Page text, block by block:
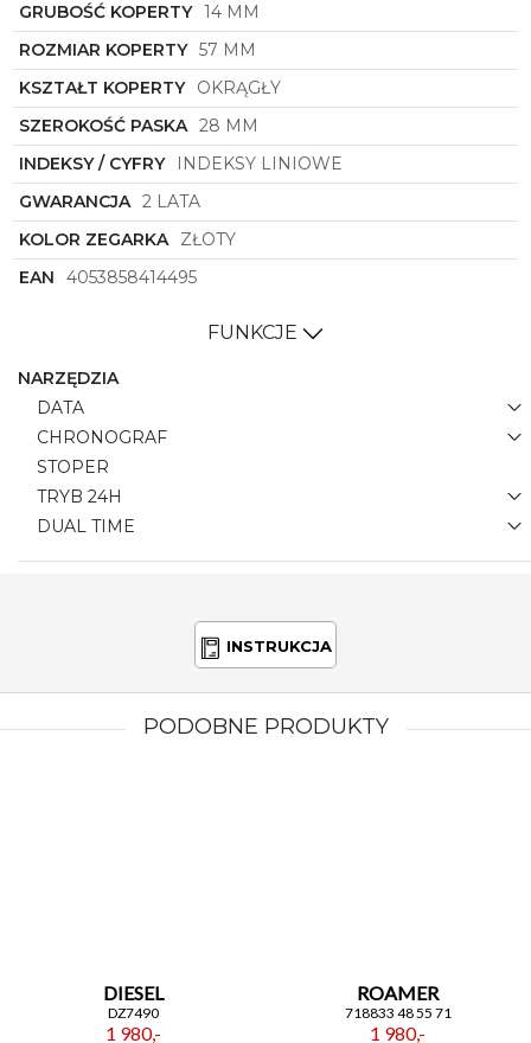
GRUBOŚĆ KOPERTY 14 MM
ROZMIAR KOPERTY 57 MM
KSZTAŁT KOPERTY OKRĄGŁY
SZEROKOŚĆ PASKA 28 MM
INDEKSY / CYFRY
INDEKSY LINIOWE
GWARANCJA 2 LATA
KOLOR ZEGARKA ZŁOTY
EAN
4053858414495
FUNKCJE
NARZĘDZIA
DATA
CHRONOGRAF
STOPER
TRYB 24H
DUAL TIME
INSTRUKCJA
PODOBNE PRODUKTY
DIESEL
DZ7490
1 980,-
ROAMER
718833 48 55 71
1 980,-